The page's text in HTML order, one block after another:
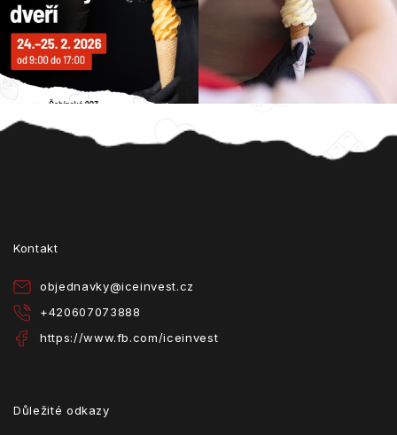
Kontakt
objednavky@iceinvest.cz
+420607073888
https://www.fb.com/iceinvest
Důležité odkazy